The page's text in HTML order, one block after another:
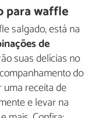
para waffle
salgado, está na
de
suas delícias no
do
receita de
e levar na